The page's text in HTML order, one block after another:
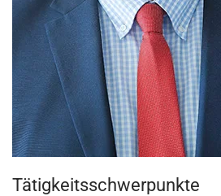
Tätigkeitsschwerpunkte